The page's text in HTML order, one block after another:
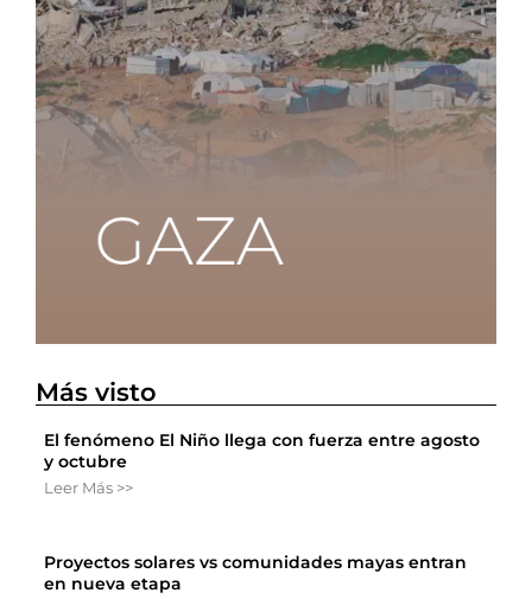
Más visto
El fenómeno El Niño llega con fuerza entre agosto
y octubre
Leer Más >>
Proyectos solares vs comunidades mayas entran
en nueva etapa